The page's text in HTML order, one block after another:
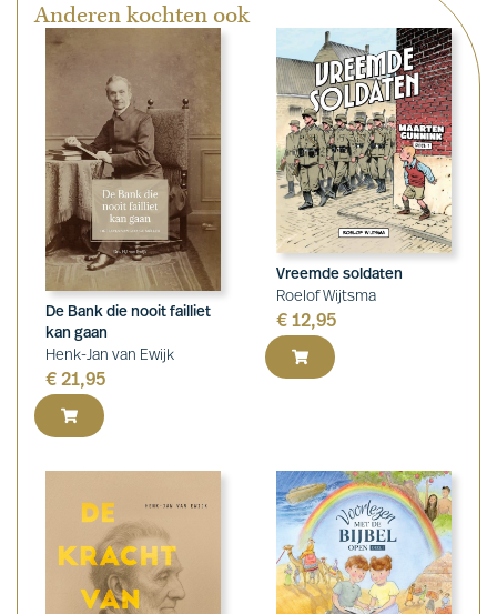
Anderen kochten ook
De Bank die nooit failliet
kan gaan
Henk-Jan van Ewijk
€ 21,95
Vreemde soldaten
Roelof Wijtsma
€ 12,95